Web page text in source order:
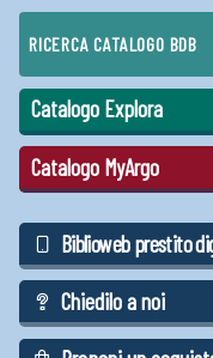
RICERCA CATALOGO BDB
Catalogo Explora
Catalogo MyArgo
Biblioweb prestito
Chiedilo a noi